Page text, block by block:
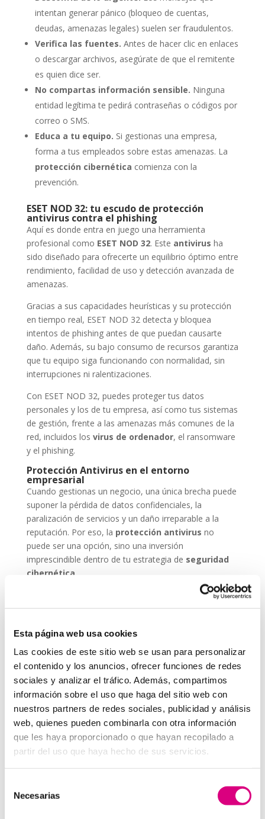
Esta página web usa cookies
Las cookies de este sitio web se usan para personalizar
el contenido y los anuncios, ofrecer funciones de redes
sociales y analizar el tráfico. Además, compartimos
información sobre el uso que haga del sitio web con
nuestros partners de redes sociales, publicidad y análisis
web, quienes pueden combinarla con otra información
que les haya proporcionado o que hayan recopilado a
partir del uso que haya hecho de sus servicios.
Necesarias
intentan generar pánico (bloqueo de cuentas,
deudas, amenazas legales) suelen ser fraudulentos.
Verifica las fuentes. Antes de hacer clic en enlaces
o descargar archivos, asegúrate de que el remitente
es quien dice ser.
No compartas información sensible. Ninguna
entidad legítima te pedirá contraseñas o códigos por
correo o SMS.
Educa a tu equipo. Si gestionas una empresa,
forma a tus empleados sobre estas amenazas. La
protección cibernética comienza con la
prevención.
ESET NOD 32: tu escudo de protección
antivirus contra el phishing
Aquí es donde entra en juego una herramienta
profesional como ESET NOD 32. Este antivirus ha
sido diseñado para ofrecerte un equilibrio óptimo entre
rendimiento, facilidad de uso y detección avanzada de
amenazas.
Gracias a sus capacidades heurísticas y su protección
en tiempo real, ESET NOD 32 detecta y bloquea
intentos de phishing antes de que puedan causarte
daño. Además, su bajo consumo de recursos garantiza
que tu equipo siga funcionando con normalidad, sin
interrupciones ni ralentizaciones.
Con ESET NOD 32, puedes proteger tus datos
personales y los de tu empresa, así como tus sistemas
de gestión, frente a las amenazas más comunes de la
red, incluidos los virus de ordenador, el ransomware
y el phishing.
Protección Antivirus en el entorno
empresarial
Cuando gestionas un negocio, una única brecha puede
suponer la pérdida de datos confidenciales, la
paralización de servicios y un daño irreparable a la
reputación. Por eso, la protección antivirus no
puede ser una opción, sino una inversión
imprescindible dentro de tu estrategia de seguridad
cibernética
ESET NOD 32 ofrece versiones adaptadas para
entornos empresariales, con consolas de
este modo, puedes garantizar que todos los
dispositivos de tu red estén seguros, actualizados y
libres de amenazas.
Grupo-System, ¿Quiénes somos?
EnSystem Network Communication, con más de
15 años de experiencia, disponemos de un equipo de
profesionales especializados para cada área de
negocio.Telefonía Virtual, Antivirus y Seguridad,
Marketing 2.0, Obras y Proyecto e International
Puedes contactar con nosotros en el
900 800 806o a